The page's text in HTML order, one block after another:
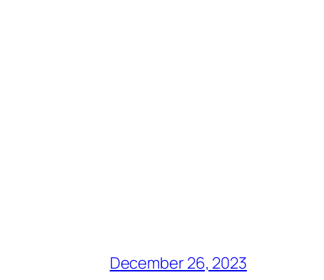
December 26, 2023